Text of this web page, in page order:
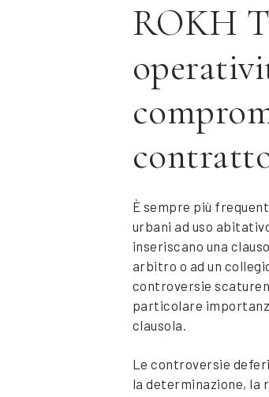
ROKH
È sempre più
urbani ad uso
inseriscano una
arbitro o ad un
controversie
particolare
clausola.
Le controversie
la determinazione, la